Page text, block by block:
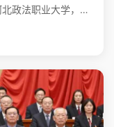
政法职业大学，标